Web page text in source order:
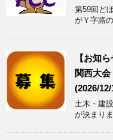
第59回ど
がＹ字路
【お知
関西大
(2026/
土木・建
が決まり